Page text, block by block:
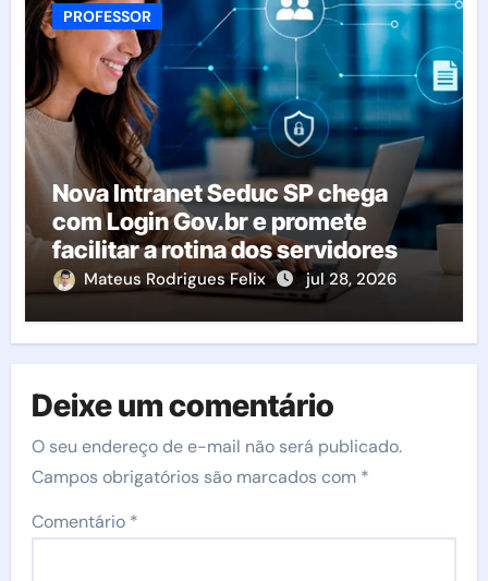
PROFESSOR
Nova Intranet Seduc SP chega
com Login Gov.br e promete
facilitar a rotina dos servidores
Mateus Rodrigues Felix jul 28, 2026
Deixe um comentário
O seu endereço de e-mail não será publicado.
Campos obrigatórios são marcados com *
Comentário *